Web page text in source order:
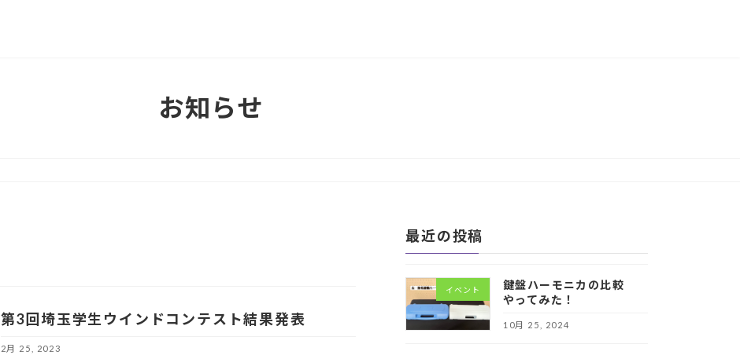
お知らせ
第3回埼玉学生ウインドコンテスト結果発表
2月 25, 2023
最近の投稿
イベント
鍵盤ハーモニカの比較
やってみた！
10月 25, 2024